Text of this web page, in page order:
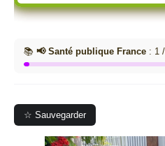
📚 📢 Santé publique France : 1
☆ Sauvegarder